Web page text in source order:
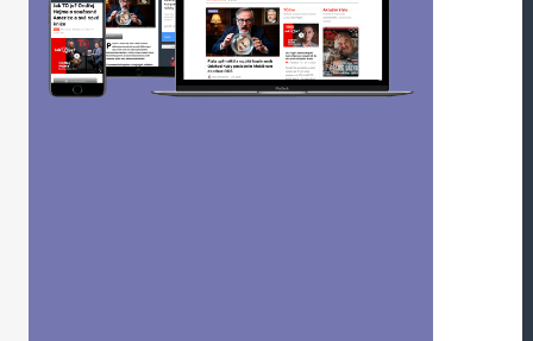
válečné ničení mezi Ukrajinou a Ruskou
na vyjednání „spravedlivého“ míru
Nějaký hřbitovní mír s milióny
manýry na základě bojování do konečného
stran.